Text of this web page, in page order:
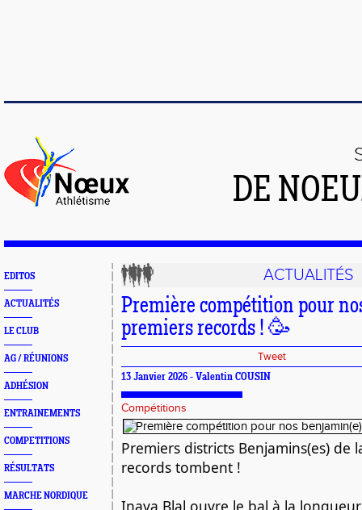
DE
EDITOS
ACTUALITÉS
LE CLUB
AG / RÉUNIONS
ADHÉSION
ENTRAINEMENTS
COMPETITIONS
RÉSULTATS
MARCHE NORDIQUE
ACTUALITÉS
Première compétition pour
premiers records ! 🥳
Tweet
13 Janvier 2026 - Valentin COUSIN
Compétitions
Premiers districts Benjamins(es) de
records tombent !
Inaya Blal ouvre le bal à la